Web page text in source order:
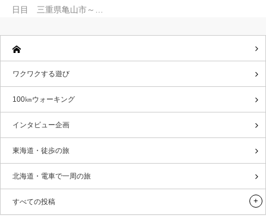
日目 三重県亀山市～…
ワクワクする遊び
100㎞ウォーキング
インタビュー企画
東海道・徒歩の旅
北海道・電車で一周の旅
すべての投稿